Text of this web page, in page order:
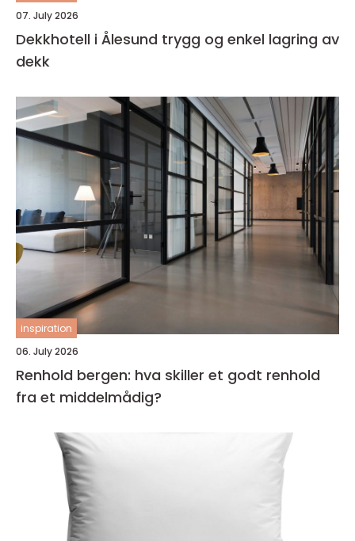
07. July 2026
Dekkhotell i Ålesund trygg og enkel lagring av
dekk
inspiration
06. July 2026
Renhold bergen: hva skiller et godt renhold
fra et middelmådig?